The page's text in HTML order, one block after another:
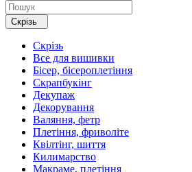
Скрізь
Скрізь
Все для вишивки
Бісер, бісероплетіння
Скрапбукінг
Декупаж
Декорування
Валяння, фетр
Плетіння, фриволіте
Квілтінг, шиття
Килимарство
Макраме, плетіння